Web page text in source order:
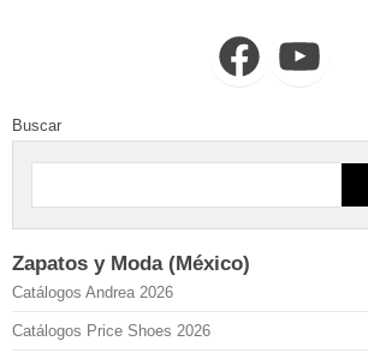
FacebookYouTube
Buscar
Zapatos y Moda (México)
Catálogos Andrea 2026
Catálogos Price Shoes 2026